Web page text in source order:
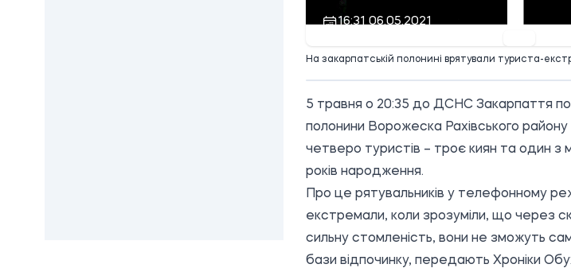
16:31 06.05.2021
На закарпатській полонині врятували туриста-
5 травня о 20:35 до ДСНС Закарпаття
полонини Ворожеска Рахівського
четверо туристів – троє киян та один з
років народження.
Про це рятувальників у телефонному
екстремали, коли зрозуміли, що через
сильну стомленість, вони не зможуть
бази відпочинку, передають Хроніки